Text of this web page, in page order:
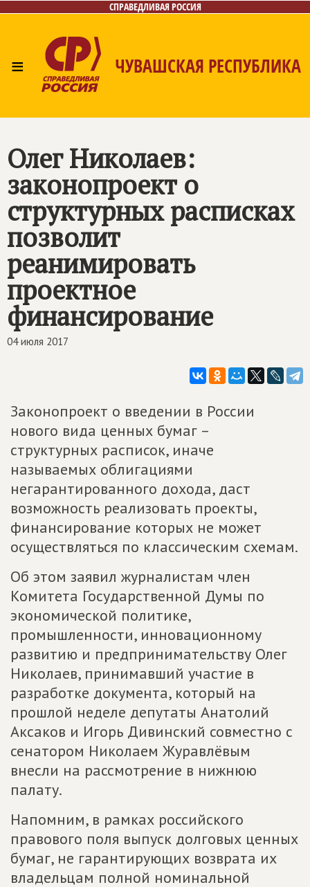
СПРАВЕДЛИВАЯ РОССИЯ
≡ ЧУВАШСКАЯ РЕСПУБЛИКА
Олег Николаев:
законопроект о
структурных расписках
позволит
реанимировать
проектное
финансирование
04 июля 2017
Законопроект о введении в России
нового вида ценных бумаг –
структурных расписок, иначе
называемых облигациями
негарантированного дохода, даст
возможность реализовать проекты,
финансирование которых не может
осуществляться по классическим схемам.
Об этом заявил журналистам член
Комитета Государственной Думы по
экономической политике,
промышленности, инновационному
развитию и предпринимательству Олег
Николаев, принимавший участие в
разработке документа, который на
прошлой неделе депутаты Анатолий
Аксаков и Игорь Дивинский совместно с
сенатором Николаем Журавлёвым
внесли на рассмотрение в нижнюю
палату.
Напомним, в рамках российского
правового поля выпуск долговых ценных
бумаг, не гарантирующих возврата их
владельцам полной номинальной